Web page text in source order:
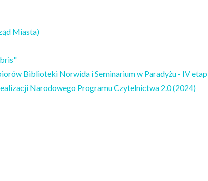
Miasta)
Biblioteki Norwida i Seminarium w Paradyżu - IV etap
Narodowego Programu Czytelnictwa 2.0 (2024)